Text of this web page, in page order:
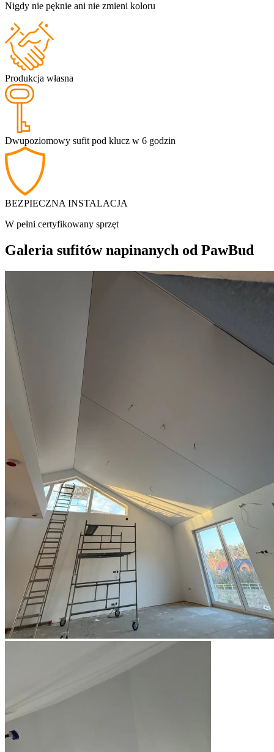
Nigdy nie pęknie ani nie zmieni koloru
Produkcja własna
Dwupoziomowy sufit pod klucz w 6 godzin
BEZPIECZNA INSTALACJA
W pełni certyfikowany sprzęt
Galeria sufitów napinanych od PawBud